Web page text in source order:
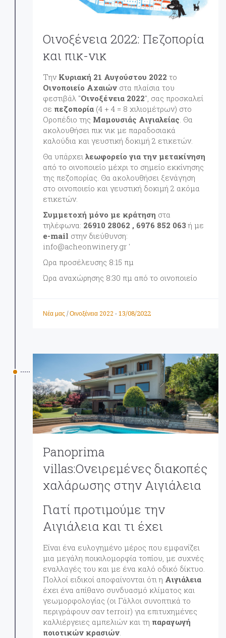
Οινοξένεια 2022: Πεζοπορία
και πικ-νικ
Την Κυριακή 21 Αυγούστου 2022 το
Οινοποιείο Αχαιών στα πλαίσια του
φεστιβάλ "Οινοξένεια 2022", σας προσκαλεί
σε πεζοπορία (4 + 4 = 8 χιλιομέτρων) στο
Οροπέδιο της Μαμουσιάς Αιγιαλείας. Θα
ακολουθήσει πικ νικ με παραδοσιακά
καλούδια και γευστική δοκιμή 2 ετικετών.
Θα υπάρχει λεωφορείο για την μετακίνηση
από το οινοποιείο μέχρι το σημείο εκκίνησης
της πεζοπορίας. Θα ακολουθήσει ξενάγηση
στο οινοποιείο και γευστική δοκιμή 2 ακόμα
ετικετών.
Συμμετοχή μόνο με κράτηση στα
τηλέφωνα: 26910 28062 , 6976 852 063 ή με
e-mail στην διεύθυνση:
info@acheonwinery.gr '
Ωρα προσέλευσης 8:15 πμ
Ώρα αναχώρησης 8:30 πμ από το οινοποιείο
Νέα μας / Οινοξένεια 2022 - 13/08/2022
Panoprima
villas:Ονειρεμένες διακοπές
χαλάρωσης στην Αιγιάλεια
Γιατί προτιμούμε την
Αιγιάλεια και τι έχει
Είναι ένα ευλογημένο μέρος που εμφανίζει
μια μεγάλη ποικιλομορφία τοπίου, με συχνές
εναλλαγές του και με ένα καλό οδικό δίκτυο.
Πολλοί ειδικοί αποφαίνονται ότι η Αιγιάλεια
έχει ένα απίθανο συνδυασμό κλίματος και
γεωμορφολογίας (οι Γάλλοι συνοπτικά το
περιγράφουν σαν terroir) για επιτυχημένες
καλλιέργειες αμπελιών και τη παραγωγή
ποιοτικών κρασιών